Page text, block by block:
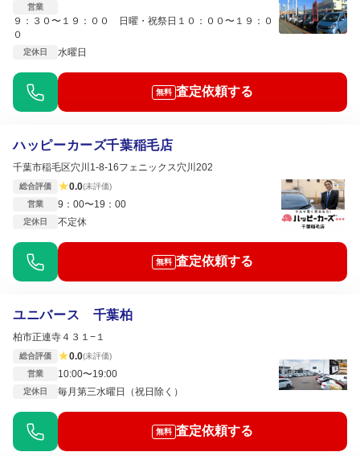
営業
９：３０〜１９：００ 日曜・祝祭日１０：００〜１９：０
０
定休日 水曜日
無料 査定依頼する
ハッピーカーズ千葉稲毛店
千葉市稲毛区穴川1-8-16フェニックス穴川202
総合評価 ★0.0(未評価)
営業
9：00〜19：00
定休日 不定休
無料 査定依頼する
ユニバース 千葉柏
柏市正連寺４３１−１
総合評価 ★0.0(未評価)
営業
10:00〜19:00
定休日 毎月第三水曜日（祝日除く）
無料 査定依頼する